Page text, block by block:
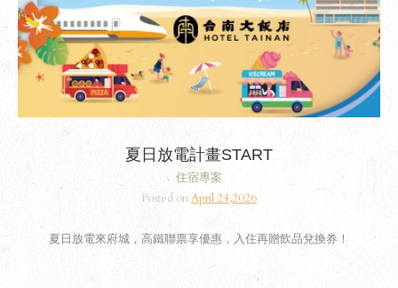
夏日放電計畫START
住宿專案
Posted on April 24,2026
夏日放電來府城，高鐵聯票享優惠，入住再贈飲品兌換券！